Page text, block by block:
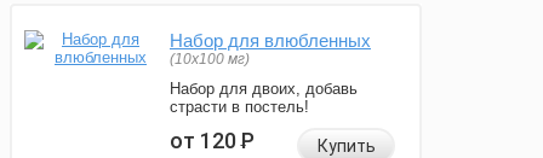
Набор для влюбленных
(10х100 мг)
Набор для двоих, добавь
страсти в постель!
от 120Р Купить